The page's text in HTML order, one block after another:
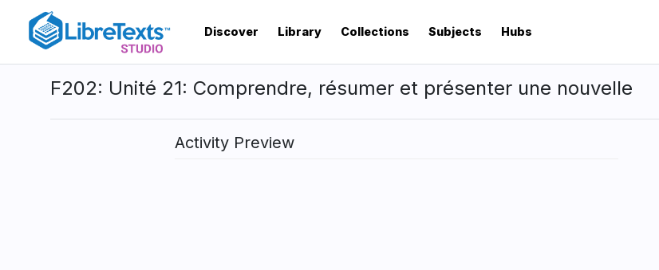
content
Discover Library Collections Subjects Hubs
F202: Unité 21: Comprendre, résumer et présenter une nouvelle
Activity Preview